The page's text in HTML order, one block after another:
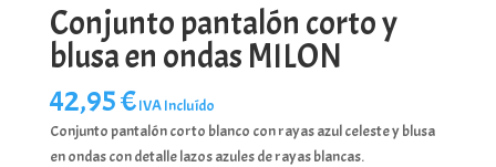
Conjunto pantalón corto y
blusa en ondas MILON
42,95€IVA Incluído
Conjunto pantalón corto blanco con rayas azul celeste y blusa
en ondas con detalle lazos azules de rayas blancas.